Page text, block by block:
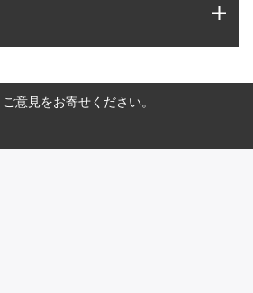
意見をお寄せください。